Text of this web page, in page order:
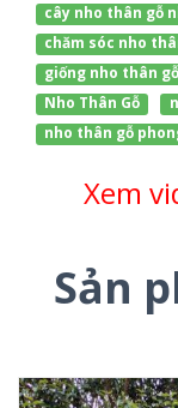
cây nho thân gỗ
chăm sóc nho
giống nho thân gỗ
Nho Thân Gỗ
nho thân gỗ
Xem
Sản